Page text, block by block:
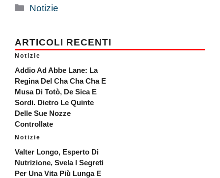
Categorie
Notizie
ARTICOLI RECENTI
Notizie
Addio Ad Abbe Lane: La
Regina Del Cha Cha Cha E
Musa Di Totò, De Sica E
Sordi. Dietro Le Quinte
Delle Sue Nozze
Controllate
Notizie
Valter Longo, Esperto Di
Nutrizione, Svela I Segreti
Per Una Vita Più Lunga E